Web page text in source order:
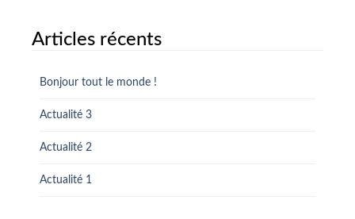
Articles récents
Bonjour tout le monde !
Actualité 3
Actualité 2
Actualité 1